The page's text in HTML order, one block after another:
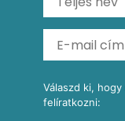
Reggeli receptek
Válaszd ki,
felíratkozni: